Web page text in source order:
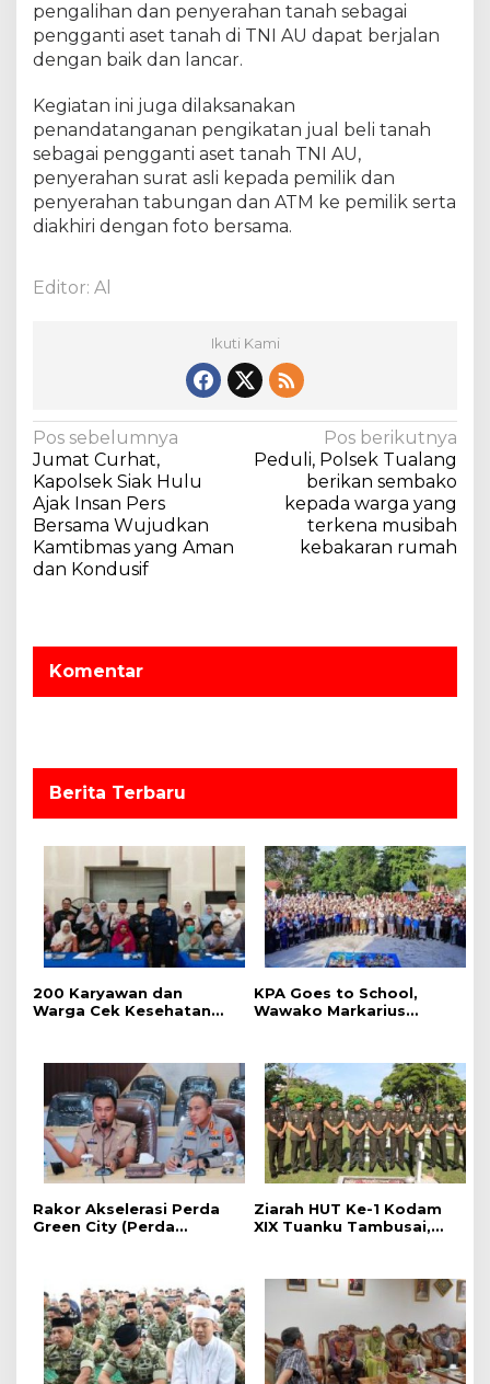
e
a
m
n
N
e
g
a
pengalihan dan penyerahan tanah sebagai
pengganti aset tanah di TNI AU dapat berjalan
dengan baik dan lancar.
Kegiatan ini juga dilaksanakan
penandatanganan pengikatan jual beli tanah
sebagai pengganti aset tanah TNI AU,
penyerahan surat asli kepada pemilik dan
penyerahan tabungan dan ATM ke pemilik serta
diakhiri dengan foto bersama.
Editor: Al
Ikuti Kami
N
a
v
i
g
i
p
Pos sebelumnya
Jumat Curhat,
Kapolsek Siak Hulu
Ajak Insan Pers
Bersama Wujudkan
Kamtibmas yang Aman
dan Kondusif
Pos berikutnya
Peduli, Polsek Tualang
berikan sembako
kepada warga yang
terkena musibah
kebakaran rumah
Komentar
Berita Terbaru
‎200 Karyawan dan
Warga Cek Kesehatan
‎KPA Goes to School,
‎Wawako Markarius
Kalangan Pelajar
Rakor Akselerasi Perda
Green City (Perda
Kota Pekanbaru dan Tim
Pakar
Ziarah HUT Ke-1 Kodam
XIX Tuanku Tambusai,
Khidmat